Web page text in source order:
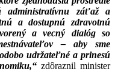
administratívnu záťaž a
a dostupnú zdravotnú
a vecný dialóg so
– aby sme
udržateľné a prinesú
zdôraznil minister